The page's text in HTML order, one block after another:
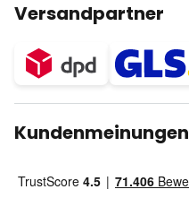
Versandpartner
Kundenmeinungen